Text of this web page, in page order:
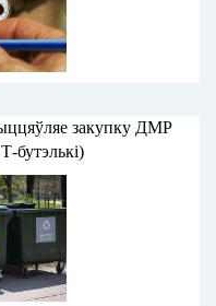
закупку ДМР
бутэлькі)